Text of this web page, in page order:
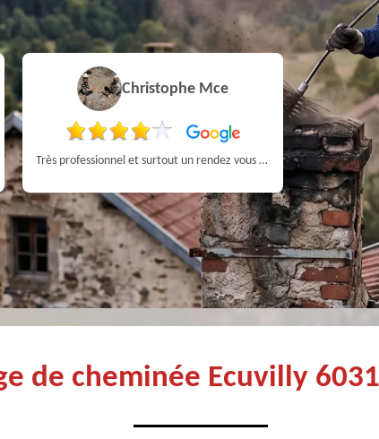
Christophe Mce
Très professionnel et surtout un rendez vous rapide pour un ramonage efficace Très
de cheminée Ecuvilly